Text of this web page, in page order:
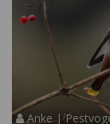
Anke |